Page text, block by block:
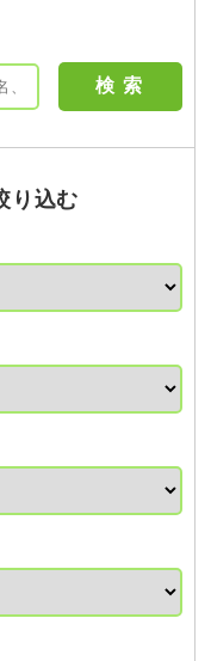
り込む